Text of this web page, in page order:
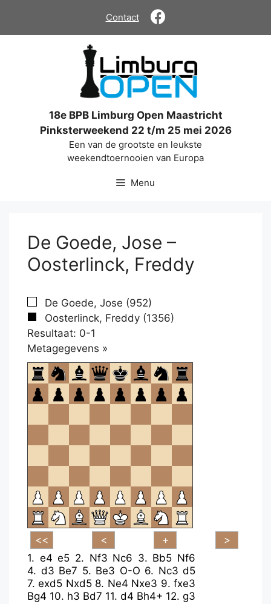
de
Contact
18e BPB Limburg Open Maastricht
Pinksterweekend 22 t/m 25 mei 2026
Een van de grootste en leukste
weekendtoernooien van Europa
Menu
De Goede, Jose –
Oosterlinck, Freddy
De Goede, Jose (952)
Oosterlinck, Freddy (1356)
Resultaat: 0-1
Metagegevens »
om
te
openen.
1. e4 e5 2. Nf3 Nc6 3. Bb5 Nf6
4. d3 Be7 5. Be3 O-O 6. Nc3 d5
7.exd5 Nxd5 8. Ne4 Nxe3 9.fxe3
Bg4 10. h3 Bd7 11. d4 Bh4+ 12. g3